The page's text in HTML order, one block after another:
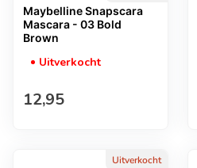
Maybelline Snapscara
Mascara - 03 Bold
Brown
Uitverkocht
Normale prijs
12,95
Uitverkocht